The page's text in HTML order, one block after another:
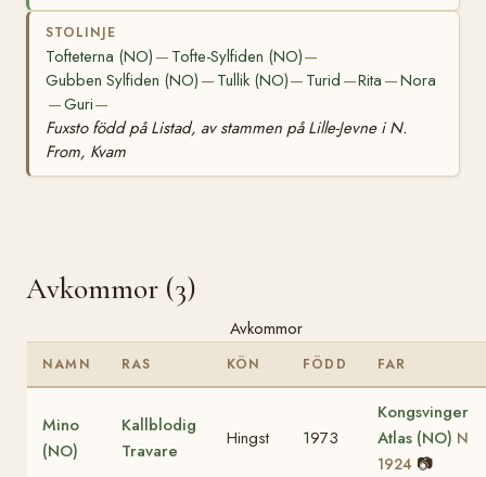
STOLINJE
Tofteterna (NO) — Tofte-Sylfiden (NO)—
Gubben Sylfiden (NO) — Tullik (NO)— Turid —Rita —Nora
—Guri—
Fuxsto född på Listad, av stammen på Lille-Jevne i N.
From, Kvam
Avkommor (3)
Avkommor
NAMN RAS KÖN FÖDD FAR
Mino
(NO)
Kallblodig
Travare
Hingst 1973
Kongsvinger
Atlas (NO) N
1924 📷